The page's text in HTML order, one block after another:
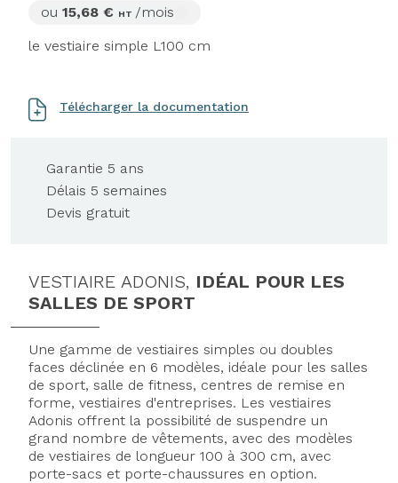
ou 15,68 € HT /mois
le vestiaire simple L100 cm
Télécharger la documentation
Garantie 5 ans
Délais 5 semaines
Devis gratuit
VESTIAIRE ADONIS, IDÉAL POUR LES
SALLES DE SPORT
Une gamme de vestiaires simples ou doubles
faces déclinée en 6 modèles, idéale pour les salles
de sport, salle de fitness, centres de remise en
forme, vestiaires d'entreprises. Les vestiaires
Adonis offrent la possibilité de suspendre un
grand nombre de vêtements, avec des modèles
de vestiaires de longueur 100 à 300 cm, avec
porte-sacs et porte-chaussures en option.